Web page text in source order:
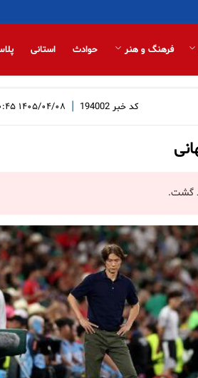
فرهنگ و هنر حوادث استانی
کد خبر 194002
| ۱۴۰۵/۰۴/۰۸ ۲۰:۴۵
گشت.